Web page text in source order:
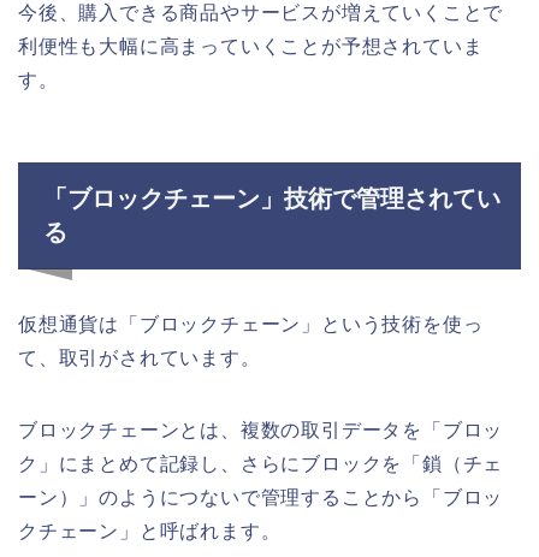
今後、購入できる商品やサービスが増えていくことで
利便性も大幅に高まっていくことが予想されていま
す。
「ブロックチェーン」技術で管理されてい
る
仮想通貨は「ブロックチェーン」という技術を使っ
て、取引がされています。
ブロックチェーンとは、複数の取引データを「ブロッ
ク」にまとめて記録し、さらにブロックを「鎖（チェ
ーン）」のようにつないで管理することから「ブロッ
クチェーン」と呼ばれます。